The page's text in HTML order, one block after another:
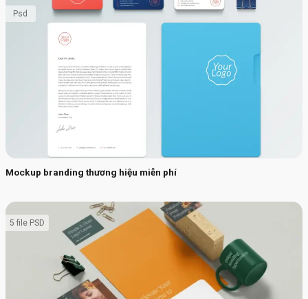
Mockup branding thương hiệu miễn phí
Psd
5 file PSD